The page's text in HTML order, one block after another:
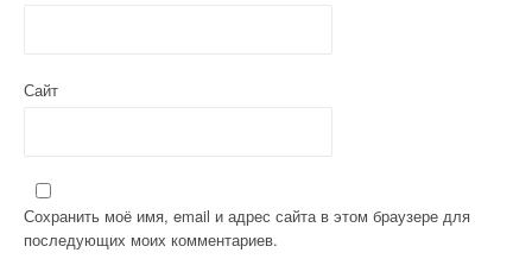
Сайт
Сохранить моё имя, email и адрес сайта в этом браузере для
последующих моих комментариев.